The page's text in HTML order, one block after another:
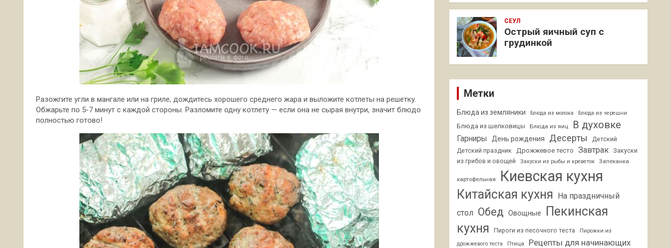
Разожгите угли в мангале или на гриле, дождитесь хорошего среднего жара и выложите котлеты на решетку.
Обжарьте по 5-7 минут с каждой стороны. Разломите одну котлету — если она не сырая внутри, значит блюдо
полностью готово!
СЕУЛ
Острый яичный суп с
грудинкой
Метки
Блюда из земляники Блюда из молока Блюда из черешни
Блюда из шелковицы Блюда из яиц В духовке
Гарниры День рождения Десерты
Детский
Детский праздник
Дрожжевое тесто Завтрак
Закуски
из грибов и овощей
Закуски из рыбы и креветок Запеканка
картофельная Киевская кухня
Китайская кухня На праздничный
стол Обед Овощные
Пекинская
кухня
Пироги из песочного теста
Пирожки из
дрожжевого теста
Птица Рецепты для начинающих